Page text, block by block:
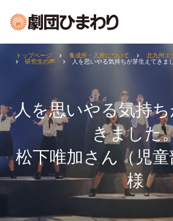
人を思いやる気持
きました
松下唯加さん（児
様
トップページ 養成所・入所について
北九州エ
研究生の声
人を思いやる気持ちが芽生えてきま